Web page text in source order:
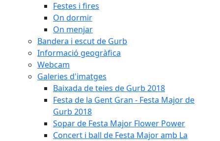
Festes i fires
On dormir
On menjar
Bandera i escut de Gurb
Informació geogràfica
Webcam
Galeries d'imatges
Baixada de teies de Gurb 2018
Festa de la Gent Gran - Festa Major de
Gurb 2018
Sopar de Festa Major Flower Power
Concert i ball de Festa Major amb La